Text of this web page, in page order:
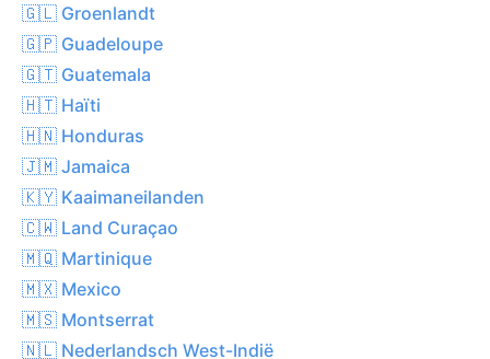
🇬🇱 Groenlandt
🇬🇵 Guadeloupe
🇬🇹 Guatemala
🇭🇹 Haïti
🇭🇳 Honduras
🇯🇲 Jamaica
🇰🇾 Kaaimaneilanden
🇨🇼 Land Curaçao
🇲🇶 Martinique
🇲🇽 Mexico
🇲🇸 Montserrat
🇳🇱 Nederlandsch West-Indië